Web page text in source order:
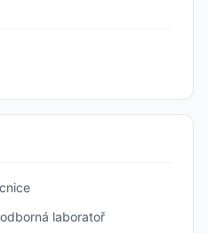
laboratoř